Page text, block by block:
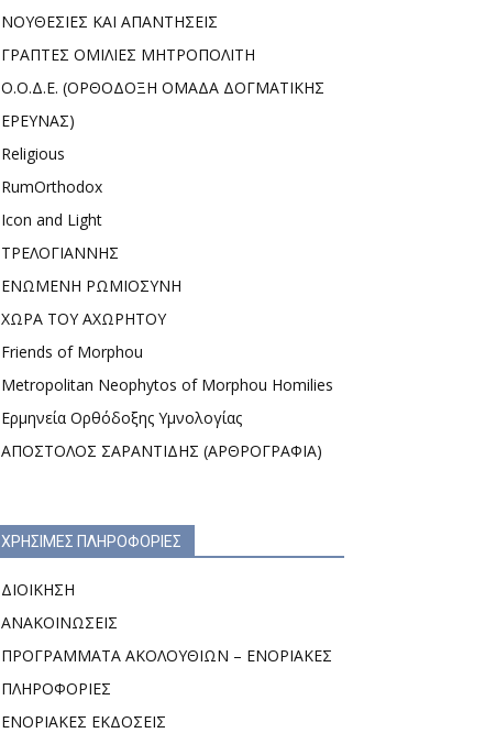
ΝΟΥΘΕΣΙΕΣ ΚΑΙ ΑΠΑΝΤΗΣΕΙΣ
ΓΡΑΠΤΕΣ ΟΜΙΛΙΕΣ ΜΗΤΡΟΠΟΛΙΤΗ
Ο.Ο.Δ.Ε. (ΟΡΘΟΔΟΞΗ ΟΜΑΔΑ ΔΟΓΜΑΤΙΚΗΣ
ΕΡΕΥΝΑΣ)
Religious
RumOrthodox
Icon and Light
ΤΡΕΛΟΓΙΑΝΝΗΣ
ΕΝΩΜΕΝΗ ΡΩΜΙΟΣΥΝΗ
ΧΩΡΑ ΤΟΥ ΑΧΩΡΗΤΟΥ
Friends of Morphou
Metropolitan Neophytos of Morphou Homilies
Ερμηνεία Ορθόδοξης Υμνολογίας
ΑΠΟΣΤΟΛΟΣ ΣΑΡΑΝΤΙΔΗΣ (ΑΡΘΡΟΓΡΑΦΙΑ)
ΧΡΗΣΙΜΕΣ ΠΛΗΡΟΦΟΡΙΕΣ
ΔΙΟΙΚΗΣΗ
ΑΝΑΚΟΙΝΩΣΕΙΣ
ΠΡΟΓΡΑΜΜΑΤΑ ΑΚΟΛΟΥΘΙΩΝ – ΕΝΟΡΙΑΚΕΣ
ΠΛΗΡΟΦΟΡΙΕΣ
ΕΝΟΡΙΑΚΕΣ ΕΚΔΟΣΕΙΣ